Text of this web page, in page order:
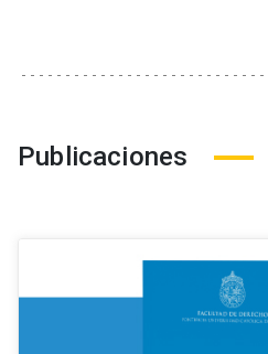
Publicaciones